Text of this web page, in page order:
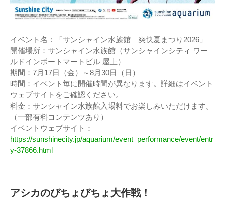
イベント名：「サンシャイン水族館 爽快夏まつり2026」
開催場所：サンシャイン水族館（サンシャインシティ ワー
ルドインポートマートビル 屋上）
期間：7月17日（金）～8月30日（日）
時間：イベント毎に開催時間が異なります。詳細はイベント
ウェブサイトをご確認ください。
料金：サンシャイン水族館入場料でお楽しみいただけます。
（一部有料コンテンツあり）
イベントウェブサイト：
https://sunshinecity.jp/aquarium/event_performance/event/entr
y-37866.html
アシカのびちょびちょ大作戦！